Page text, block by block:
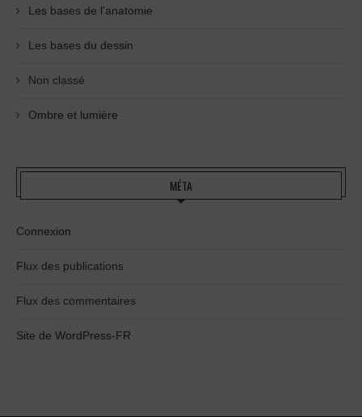
Les bases de l'anatomie
Les bases du dessin
Non classé
Ombre et lumière
MÉTA
Connexion
Flux des publications
Flux des commentaires
Site de WordPress-FR